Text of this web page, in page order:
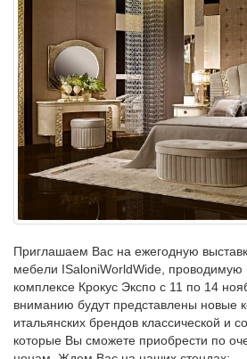
Приглашаем Вас на ежегодную
мебели ISaloniWorldWide, проводимую
комплексе Крокус Экспо с 11 по 14
вниманию будут представлены новые
итальянских брендов классической и
которые Вы сможете приобрести по